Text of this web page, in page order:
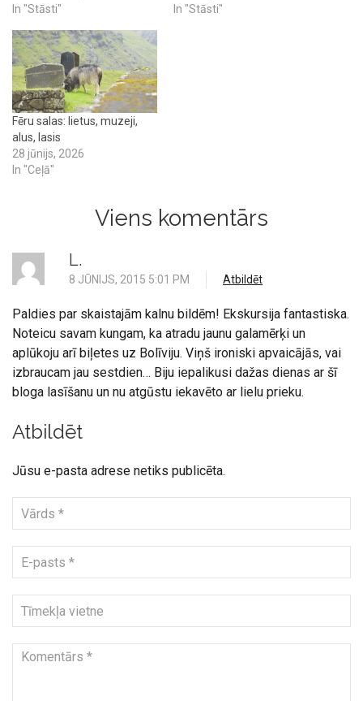
In "Stāsti"
In "Stāsti"
Fēru salas: lietus, muzeji,
alus, lasis
28 jūnijs, 2026
In "Ceļā"
Viens komentārs
L.
8 JŪNIJS, 2015 5:01 PM Atbildēt
Paldies par skaistajām kalnu bildēm! Ekskursija fantastiska.
Noteicu savam kungam, ka atradu jaunu galamērķi un
aplūkoju arī biļetes uz Bolīviju. Viņš ironiski apvaicājās, vai
izbraucam jau sestdien… Biju iepalikusi dažas dienas ar šī
bloga lasīšanu un nu atgūstu iekavēto ar lielu prieku.
Atbildēt
Jūsu e-pasta adrese netiks publicēta.